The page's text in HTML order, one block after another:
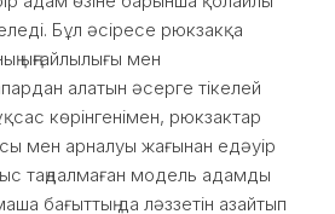
Бұл әсіресе рюкзакқа
ыңғайлылығы мен
алатын әсерге тікелей
көрінгенімен, рюкзактар
мен арналуы жағынан едәуір
таңдалмаған модель адамды
бағыттың да ләззетін азайтып